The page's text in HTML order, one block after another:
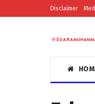
Disclaimer